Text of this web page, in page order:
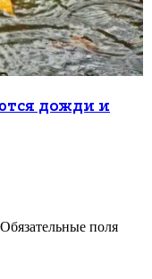
дожди и
Обязательные поля